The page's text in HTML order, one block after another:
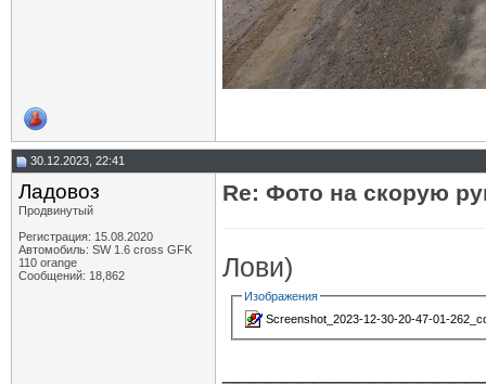
30.12.2023, 22:41
Ладовоз
Продвинутый
Регистрация: 15.08.2020
Автомобиль: SW 1.6 cross GFK
110 orange
Сообщений: 18,862
Re: Фото на скорую
Лови)
Изображения
Screenshot_2023-12-30-20-47-01-